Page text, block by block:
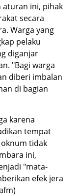
aturan ini, pihak
secara
Warga yang
pelaku
diganjar
"Bagi warga
diberi imbalan
di bagian
karena
tempat
tidak
ini,
"mata-
efek jera